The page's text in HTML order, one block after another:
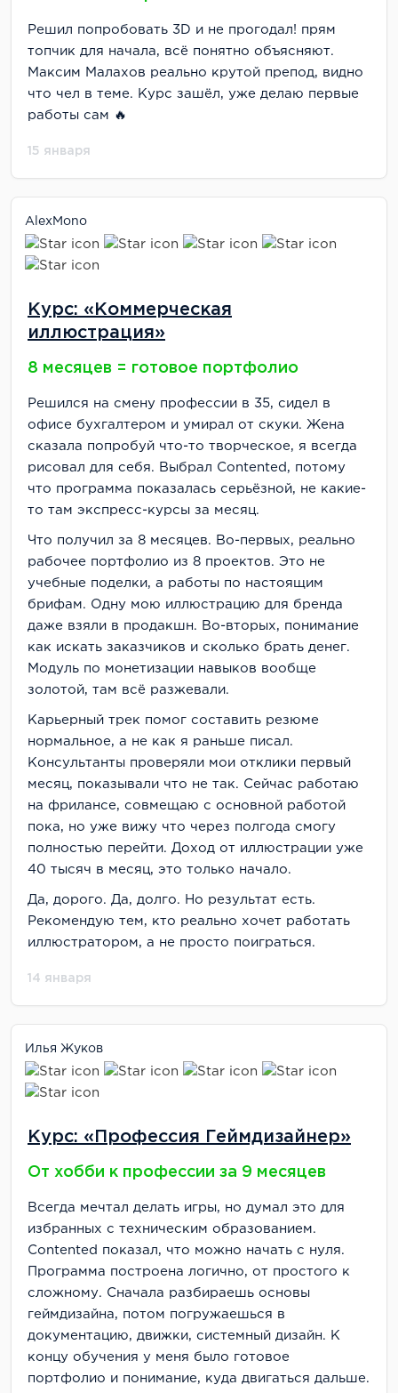
Решил попробовать 3D и не прогодал! прям
топчик для начала, всё понятно объясняют.
Максим Малахов реально крутой препод, видно
что чел в теме. Курс зашёл, уже делаю первые
работы сам 🔥
15 января
AlexMono
Курс: «Коммерческая
иллюстрация»
8 месяцев = готовое портфолио
Решился на смену профессии в 35, сидел в
офисе бухгалтером и умирал от скуки. Жена
сказала попробуй что-то творческое, я всегда
рисовал для себя. Выбрал Contented, потому
что программа показалась серьёзной, не какие-
то там экспресс-курсы за месяц.
Что получил за 8 месяцев. Во-первых, реально
рабочее портфолио из 8 проектов. Это не
учебные поделки, а работы по настоящим
брифам. Одну мою иллюстрацию для бренда
даже взяли в продакшн. Во-вторых, понимание
как искать заказчиков и сколько брать денег.
Модуль по монетизации навыков вообще
золотой, там всё разжевали.
Карьерный трек помог составить резюме
нормальное, а не как я раньше писал.
Консультанты проверяли мои отклики первый
месяц, показывали что не так. Сейчас работаю
на фрилансе, совмещаю с основной работой
пока, но уже вижу что через полгода смогу
полностью перейти. Доход от иллюстрации уже
40 тысяч в месяц, это только начало.
Да, дорого. Да, долго. Но результат есть.
Рекомендую тем, кто реально хочет работать
иллюстратором, а не просто поиграться.
14 января
Илья Жуков
Курс: «Профессия Геймдизайнер»
От хобби к профессии за 9 месяцев
Всегда мечтал делать игры, но думал это для
избранных с техническим образованием.
Contented показал, что можно начать с нуля.
Программа построена логично, от простого к
сложному. Сначала разбираешь основы
геймдизайна, потом погружаешься в
документацию, движки, системный дизайн. К
концу обучения у меня было готовое
портфолио и понимание, куда двигаться дальше.